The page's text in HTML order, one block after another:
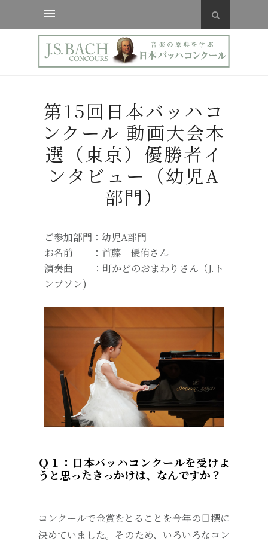
第15回日本バッハコ
ンクール 動画大会本
選（東京）優勝者イ
ンタビュー（幼児A
部門）
ご参加部門：幼児A部門
お名前 ：首藤 優侑さん
演奏曲 ：町かどのおまわりさん（J.ト
ンプソン)
Ｑ１：日本バッハコンクールを受けよ
うと思ったきっかけは、なんですか？
コンクールで金賞をとることを今年の目標に
決めていました。そのため、いろいろなコン